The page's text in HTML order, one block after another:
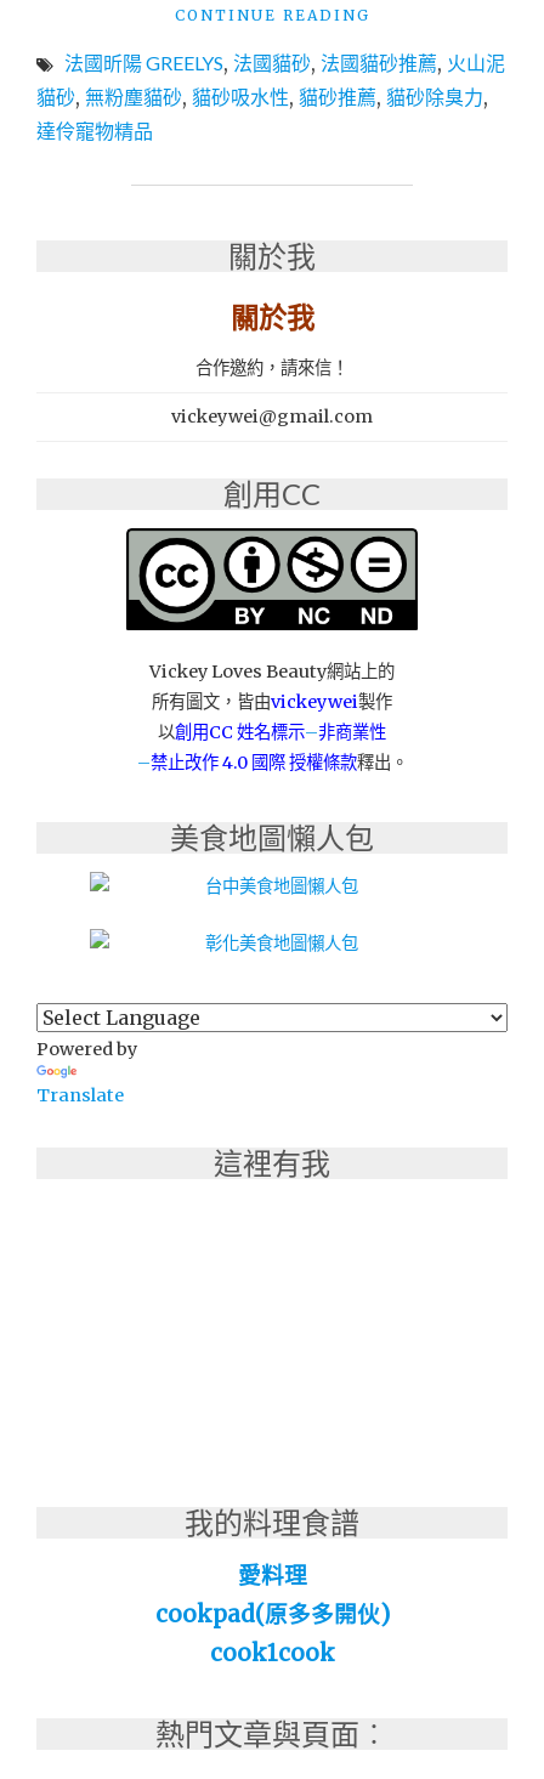
CONTINUE READING
推
薦
法
GREELYS
火
山
泥
貓
法國昕陽 GREELYS, 法國貓砂, 法國貓砂推薦, 火山泥
貓砂, 無粉塵貓砂, 貓砂吸水性, 貓砂推薦, 貓砂除臭力,
達伶寵物精品
關於我
關於我
合作邀約，請來信！
vickeywei@gmail.com
創用CC
Vickey Loves Beauty網站上的
所有圖文，皆由vickeywei製作
以創用CC 姓名標示–非商業性
–禁止改作4.0 國際 授權條款釋出。
美食地圖懶人包
Powered by
Translate
這裡有我
我的料理食譜
愛料理
cookpad(原多多開伙)
cook1cook
熱門文章與頁面︰